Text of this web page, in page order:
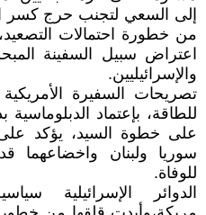
إلى السعي لتجنب حرج كسر
من خطورة احتمالات
اعتراض سبيل السفينة
والإسرائيليين.
تصريحات السفيرة
للطاقة، بإعتماد
على خطوة السيد، يؤكد
سوريا ولبنان
للوفاة.
الدوائر الإسرائيلية